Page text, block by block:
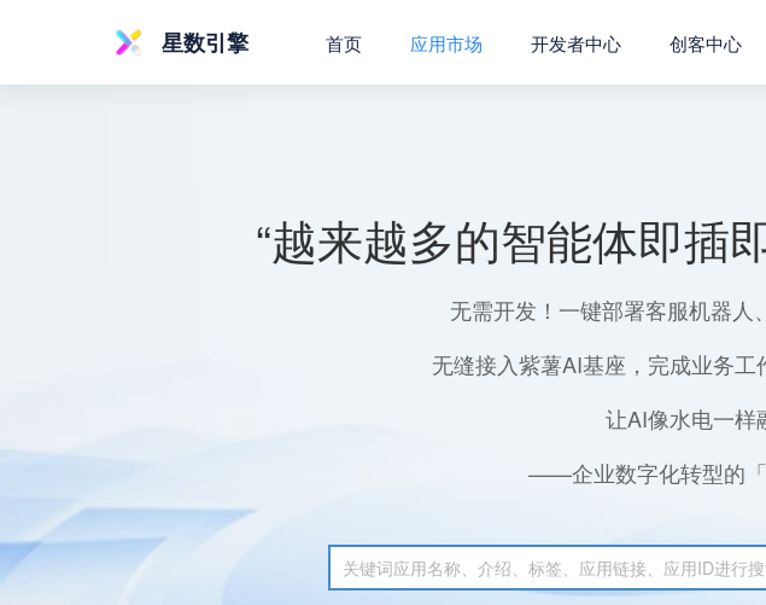
星数引擎 首页 应用市场 开发者中心 创客中心
“越来越多的智能体即插
无需开发！一键部署客服机器人
无缝接入紫薯AI基座，完成业务工
让AI像水电一样
——企业数字化转型的「